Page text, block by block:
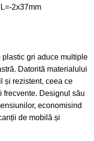
2x37mm
gri aduce multiple
Datorită materialului
și rezistent, ceea ce
frecvente. Designul său
economisind
de mobilă și